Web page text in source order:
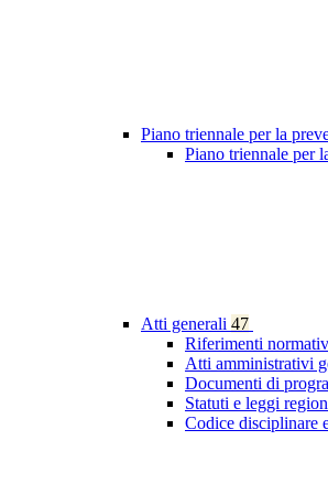
Piano triennale per la
Piano triennale per
Atti generali 47
Riferimenti
Atti amministrativi
Documenti di
Statuti e leggi
Codice disciplinare